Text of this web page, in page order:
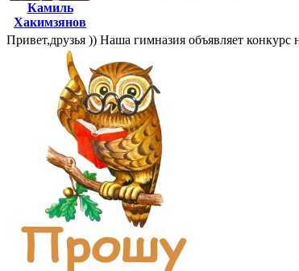
Камиль
Хакимзянов
Привет,друзья )) Наша гимназия объявляет